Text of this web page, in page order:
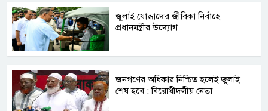
জুলাই যোদ্ধাদের জীবিকা নির্বাহে
প্রধানমন্ত্রীর উদ্যোগ
জনগণের অধিকার নিশ্চিত হলেই জুলাই
শেষ হবে : বিরোধীদলীয় নেতা